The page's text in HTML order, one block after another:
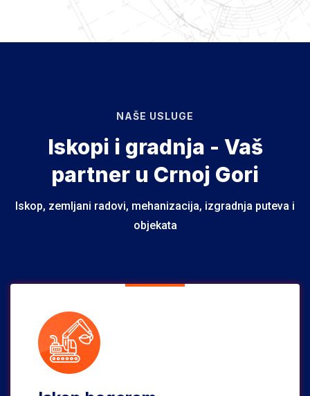
NAŠE USLUGE
Iskopi i gradnja - Vaš
partner u Crnoj Gori
Iskop, zemljani radovi, mehanizacija, izgradnja puteva i
objekata